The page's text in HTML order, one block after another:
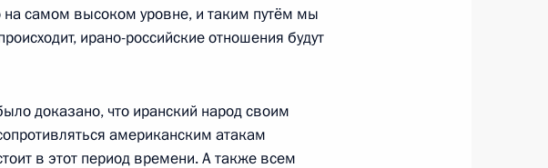
на самом высоком уровне, и таким путём мы
ирано-российские отношения будут
доказано, что иранский народ своим
американским атакам
в этот период времени. А также всем